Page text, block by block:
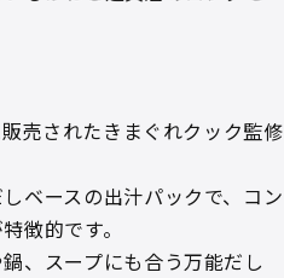
売されたきまぐれクック監修
ベースの出汁パックで、コン
徴的です。
、スープにも合う万能だし